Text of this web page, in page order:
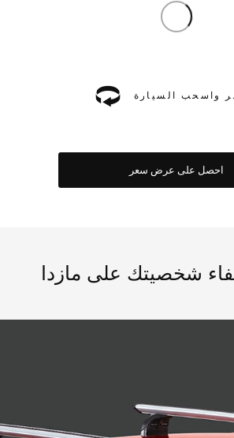
واسحب السيارة
احصل على عرض سعر
شخصيتك على مازدا